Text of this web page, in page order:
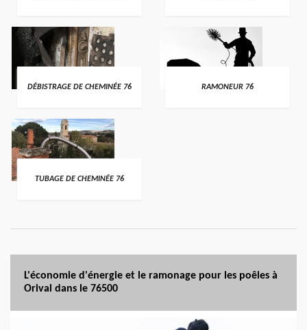
DÉBISTRAGE DE CHEMINÉE 76 RAMONEUR 76
TUBAGE DE CHEMINÉE 76
L'économie d'énergie et le ramonage pour les poêles à
Orival dans le 76500